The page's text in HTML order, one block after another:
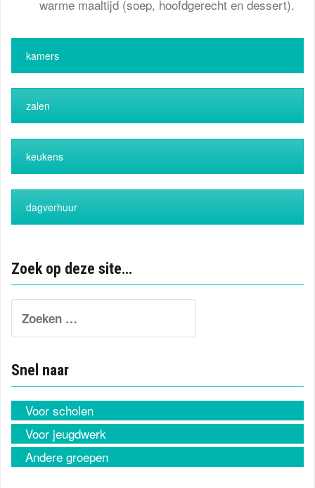
warme maaltijd (soep, hoofdgerecht en dessert).
kamers
zalen
keukens
dagverhuur
Zoek op deze site…
for:
Snel naar
Voor scholen
Voor jeugdwerk
Andere groepen